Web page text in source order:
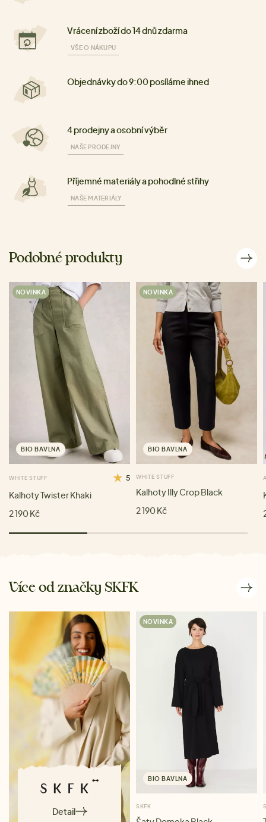
Vrácení zboží do 14 dnů zdarma
VŠE O NÁKUPU
Objednávky do 9:00 posíláme ihned
4 prodejny a osobní výběr
NAŠE PRODEJNY
Příjemné materiály a pohodlné střihy
NAŠE MATERIÁLY
Podobné produkty
NOVINKA
BIO BAVLNA
WHITE STUFF 5
Kalhoty Twister Khaki
2 190 Kč
NOVINKA
BIO BAVLNA
WHITE STUFF
Kalhoty Illy Crop Black
2 190 Kč
Více od značky SKFK
Detail
NOVINKA
BIO BAVLNA
SKFK